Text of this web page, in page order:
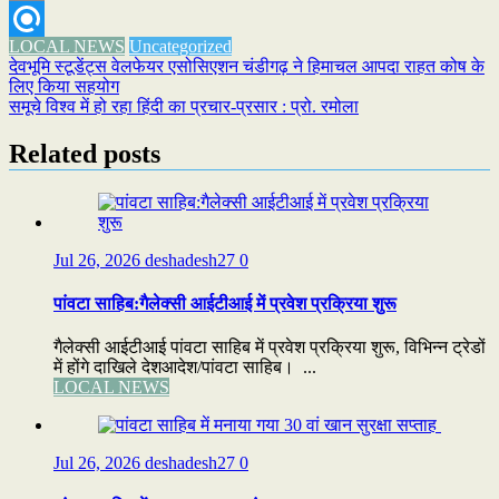
Email
Refind
LOCAL NEWS Uncategorized
Post
navigation
देवभूमि स्टूडेंट्स वेलफेयर एसोसिएशन चंडीगढ़ ने हिमाचल आपदा राहत कोष के
लिए किया सहयोग
समूचे विश्व में हो रहा हिंदी का प्रचार-प्रसार : प्रो. रमोला
Related posts
Jul 26, 2026 deshadesh27 0
पांवटा साहिब:गैलेक्सी आईटीआई में प्रवेश प्रक्रिया शुरू
गैलेक्सी आईटीआई पांवटा साहिब में प्रवेश प्रक्रिया शुरू, विभिन्न ट्रेडों
में होंगे दाखिले देशआदेश/पांवटा साहिब। ...
LOCAL NEWS
Jul 26, 2026 deshadesh27 0